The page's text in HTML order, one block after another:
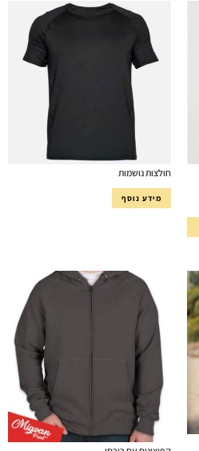
חולצות נושמות
מידע נוסף